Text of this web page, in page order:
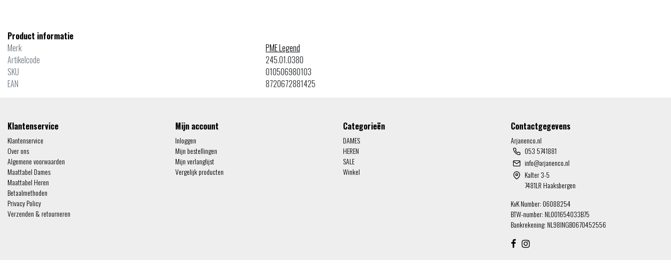
Product informatie
Merk
PME Legend
Artikelcode
245.01.0380
SKU
010506980103
EAN
8720672881425
Klantenservice
Klantenservice
Over ons
Algemene voorwaarden
Maattabel Dames
Maattabel Heren
Betaalmethoden
Privacy Policy
Verzenden & retourneren
Mijn account
Inloggen
Mijn bestellingen
Mijn verlanglijst
Vergelijk producten
Categorieën
DAMES
HEREN
SALE
Winkel
Contactgegevens
Arjanenco.nl
053 5741881
info@arjanenco.nl
Kalter 3-5
7481LR Haaksbergen
KvK Number: 06088254
BTW-number: NL001654033B75
Bankrekening: NL98INGB0670452556